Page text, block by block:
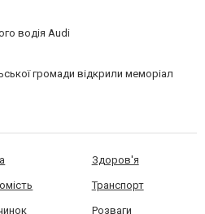
водія Audi
громади відкрили меморіал
Здоров'я
Транспорт
Розваги